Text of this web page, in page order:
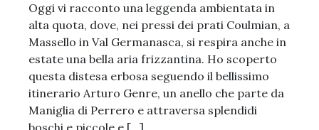
Oggi vi racconto una leggenda ambientata in
alta quota, dove, nei pressi dei prati Coulmian, a
Massello in Val Germanasca, si respira anche in
estate una bella aria frizzantina. Ho scoperto
questa distesa erbosa seguendo il bellissimo
itinerario Arturo Genre, un anello che parte da
Maniglia di Perrero e attraversa splendidi